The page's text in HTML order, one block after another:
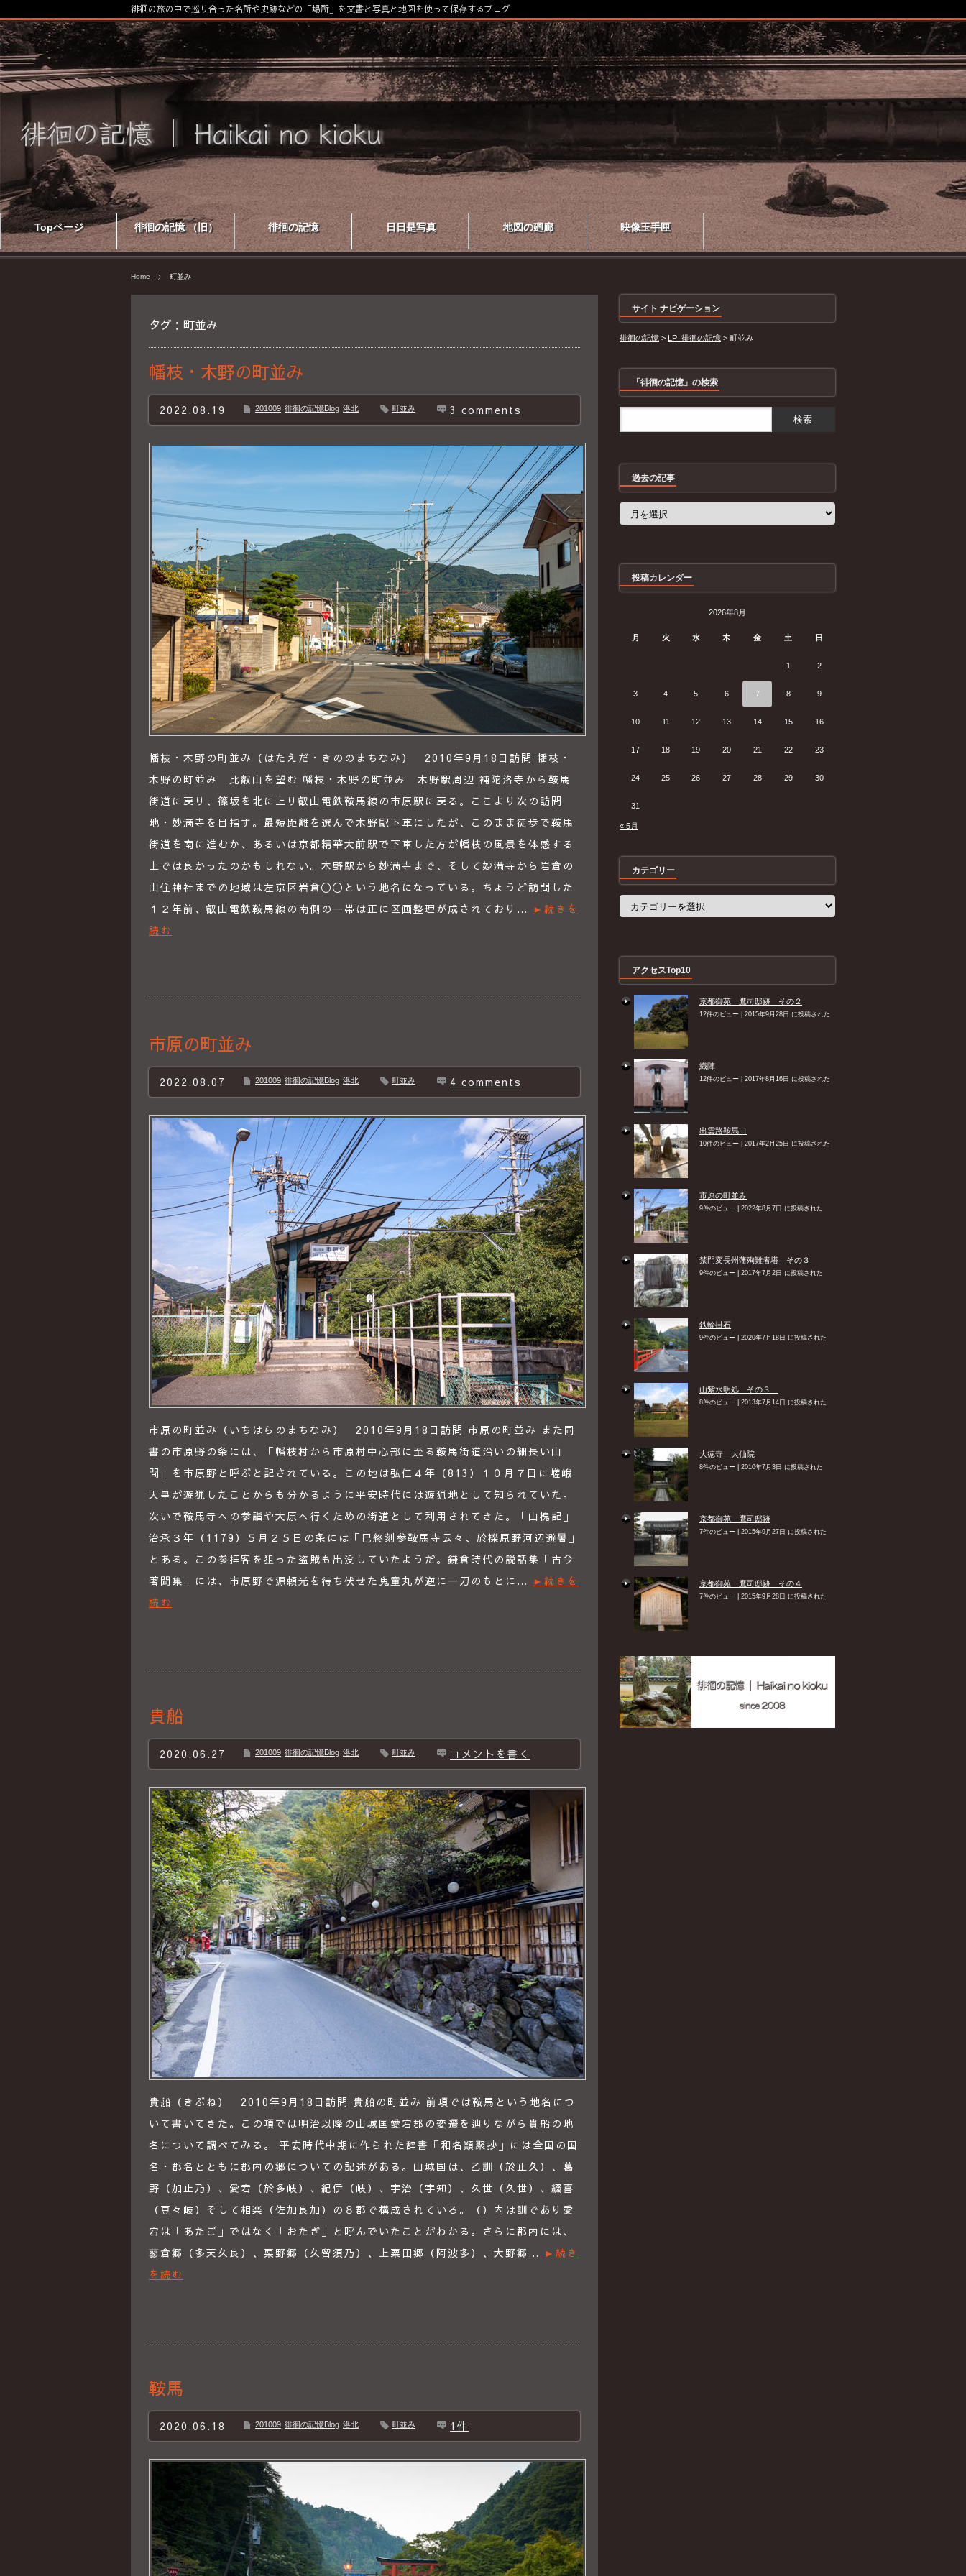
Topページ 徘徊の記憶 （旧） 徘徊の記憶 日日是写真 地図の廻廊 映像玉手匣
徘徊の旅の中で巡り合った名所や史跡などの「場所」を文書と写真と地図を使って保存するブログ
Home 町並み
タグ：町並み
幡枝・木野の町並み
2022.08.19 201009 徘徊の記憶Blog 洛北 町並み 3 comments
幡枝・木野の町並み（はたえだ・きののまちなみ） 2010年9月18日訪問 幡枝・
木野の町並み 比叡山を望む 幡枝・木野の町並み 木野駅周辺 補陀洛寺から鞍馬
街道に戻り、篠坂を北に上り叡山電鉄鞍馬線の市原駅に戻る。ここより次の訪問
地・妙満寺を目指す。最短距離を選んで木野駅下車にしたが、このまま徒歩で鞍馬
街道を南に進むか、あるいは京都精華大前駅で下車した方が幡枝の風景を体感する
上では良かったのかもしれない。木野駅から妙満寺まで、そして妙満寺から岩倉の
山住神社までの地域は左京区岩倉〇〇という地名になっている。ちょうど訪問した
１２年前、叡山電鉄鞍馬線の南側の一帯は正に区画整理が成されており… ►続きを
読む
市原の町並み
2022.08.07 201009 徘徊の記憶Blog 洛北 町並み 4 comments
市原の町並み（いちはらのまちなみ） 2010年9月18日訪問 市原の町並み また同
書の市原野の条には、「幡枝村から市原村中心部に至る鞍馬街道沿いの細長い山
間」を市原野と呼ぶと記されている。この地は弘仁４年（813）１０月７日に嵯峨
天皇が遊猟したことからも分かるように平安時代には遊猟地として知られていた。
次いで鞍馬寺への参詣や大原へ行くための街道として利用されてきた。「山槐記」
治承３年（1179）５月２５日の条には「巳終刻参鞍馬寺云々、於櫟原野河辺避暑」
とある。この参拝客を狙った盗賊も出没していたようだ。鎌倉時代の説話集「古今
著聞集」には、市原野で源頼光を待ち伏せた鬼童丸が逆に一刀のもとに… ►続きを
読む
貴船
2020.06.27 201009 徘徊の記憶Blog 洛北 町並み コメントを書く
貴船（きぶね） 2010年9月18日訪問 貴船の町並み 前項では鞍馬という地名につ
いて書いてきた。この項では明治以降の山城国愛宕郡の変遷を辿りながら貴船の地
名について調べてみる。 平安時代中期に作られた辞書「和名類聚抄」には全国の国
名・郡名とともに郡内の郷についての記述がある。山城国は、乙訓（於止久）、葛
野（加止乃）、愛宕（於多岐）、紀伊（岐）、宇治（宇知）、久世（久世）、綴喜
（豆々岐）そして相楽（佐加良加）の８郡で構成されている。（）内は訓であり愛
宕は「あたご」ではなく「おたぎ」と呼んでいたことがわかる。さらに郡内には、
蓼倉郷（多天久良）、栗野郷（久留須乃）、上粟田郷（阿波多）、大野郷… ►続き
を読む
鞍馬
2020.06.18 201009 徘徊の記憶Blog 洛北 町並み 1件
サイト ナビゲーション
徘徊の記憶 > LP_徘徊の記憶 > 町並み
「徘徊の記憶」の検索
過去の記事
過
投稿カレンダー
2026年8月
月 火 水 木 金 土 日
1 2
3 4 5 6 7 8 9
10 11 12 13 14 15 16
17 18 19 20 21 22 23
24 25 26 27 28 29 30
31
« 5月
カテゴリー
カ
アクセスTop10
京都御苑 鷹司邸跡 その２
12件のビュー 2015年9月28日 に投稿された
織陣
12件のビュー 2017年8月16日 に投稿された
出雲路鞍馬口
10件のビュー 2017年2月25日 に投稿された
市原の町並み
9件のビュー 2022年8月7日 に投稿された
禁門変長州藩殉難者塔 その３
9件のビュー 2017年7月2日 に投稿された
鉄輪掛石
9件のビュー 2020年7月18日 に投稿された
山紫水明処 その３
8件のビュー 2013年7月14日 に投稿された
大徳寺 大仙院
8件のビュー 2010年7月3日 に投稿された
京都御苑 鷹司邸跡
7件のビュー 2015年9月27日 に投稿された
京都御苑 鷹司邸跡 その４
7件のビュー 2015年9月28日 に投稿された